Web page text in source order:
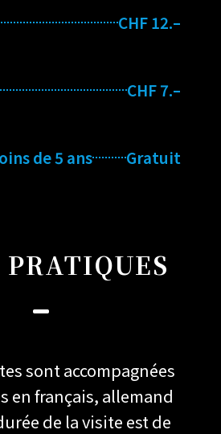
CHF 12.–
CHF 7.–
de 5 ans Gratuit
PRATIQUES
sont accompagnées
en français, allemand
de la visite est de